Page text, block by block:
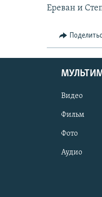
Ереван и
Видео
Фильм
Фото
Аудио